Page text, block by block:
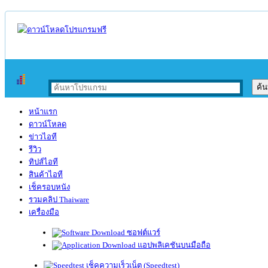
หน้าแรก
ดาวน์โหลด
ข่าวไอที
รีวิว
ทิปส์ไอที
สินค้าไอที
เช็ครอบหนัง
รวมคลิป Thaiware
เครื่องมือ
ซอฟต์แวร์
แอปพลิเคชันบนมือถือ
เช็คความเร็วเน็ต (Speedtest)